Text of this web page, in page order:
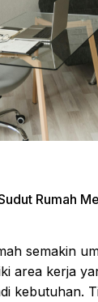
Rumah
semakin
area kerja
kebutuhan.